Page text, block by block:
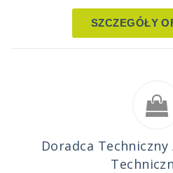
SZCZEGÓŁY
Doradca